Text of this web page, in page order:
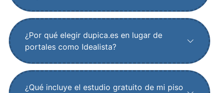
¿Por qué elegir dupica.es en lugar de
portales como Idealista?
¿Qué incluye el estudio gratuito de mi piso